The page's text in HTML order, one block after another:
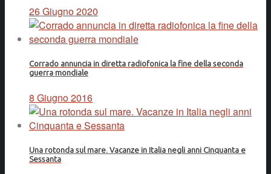
26 Giugno 2020
Corrado annuncia in diretta radiofonica la fine della seconda
guerra mondiale
8 Giugno 2016
Una rotonda sul mare. Vacanze in Italia negli anni Cinquanta e
Sessanta